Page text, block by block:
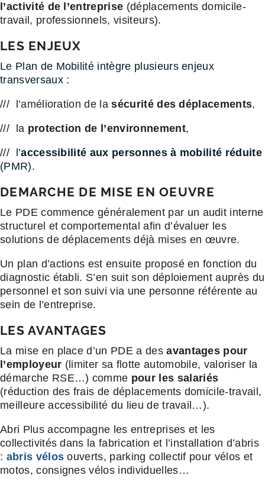
l’activité de l’entreprise (déplacements domicile-
travail, professionnels, visiteurs).
LES ENJEUX
Le Plan de Mobilité intègre plusieurs enjeux
transversaux :
/// l’amélioration de lasécurité des déplacements,
/// la protection de l’environnement,
/// l’accessibilité aux personnes à mobilité réduite
(PMR).
DEMARCHE DE MISE EN OEUVRE
Le PDE commence généralement par un audit interne
structurel et comportemental afin d’évaluer les
solutions de déplacements déjà mises en œuvre.
Un plan d’actions est ensuite proposé en fonction du
diagnostic établi. S’en suit son déploiement auprès du
personnel et son suivi via une personne référente au
sein de l’entreprise.
LES AVANTAGES
La mise en place d’un PDE a desavantages pour
l’employeur (limiter sa flotte automobile, valoriser la
démarche RSE…) comme pour les salariés
(réduction des frais de déplacements domicile-travail,
meilleure accessibilité du lieu de travail…).
Abri Plus accompagne les entreprises et les
collectivités dans la fabrication et l’installation d’abris
: abris vélos ouverts, parking collectif pour vélos et
motos, consignes vélos individuelles…